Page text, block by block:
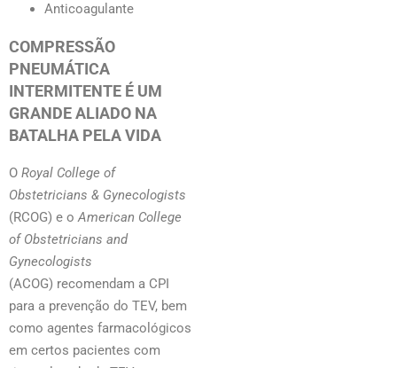
Anticoagulante
COMPRESSÃO
PNEUMÁTICA
INTERMITENTE É UM
GRANDE ALIADO NA
BATALHA PELA VIDA
O Royal College of
Obstetricians & Gynecologists
(RCOG) e oAmerican College
of Obstetricians and
Gynecologists
(ACOG) recomendam a CPI
para a prevenção do TEV, bem
como agentes farmacológicos
em certos pacientes com